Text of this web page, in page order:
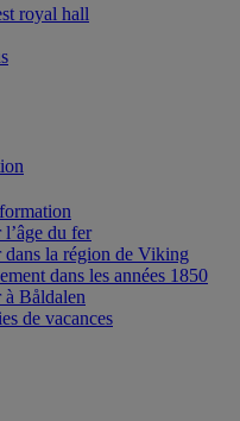
royal hall
du fer
dans la région de Viking
dans les années 1850
à Båldalen
de vacances